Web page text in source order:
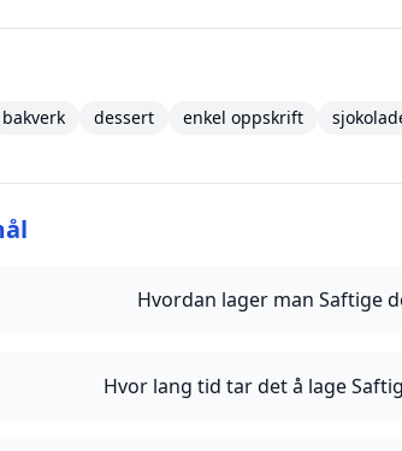
bakverk dessert enkel oppskrift
Hvordan lager man Saftige
Hvor lang tid tar det å lage